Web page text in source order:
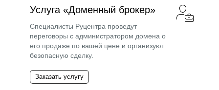
Услуга «Доменный брокер»
Специалисты Руцентра проведут
переговоры с администратором домена о
его продаже по вашей цене и организуют
безопасную сделку.
Заказать услугу